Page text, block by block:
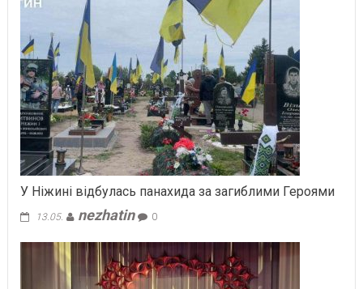
У Ніжині відбулась панахида за загиблими Героями
13.05. nezhatin 0